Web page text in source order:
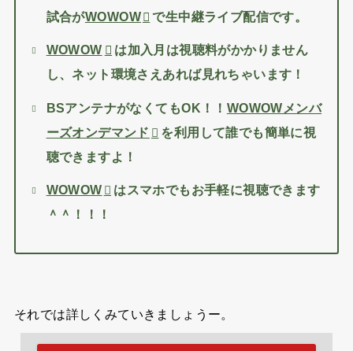
試合がWOWOW で生中継ライブ配信です。
WOWOW
は加入月は視聴料がかかりません
し、ネット環境さえあれば見れちゃいます！
BSアンテナがなくてもOK！！ WOWOWメンバ
ーズオンデマンド
を利用して誰でも簡単に視
聴できますよ！
WOWOW はスマホでもお手軽に視聴できます
＾＾！！！
それでは詳しくみていきましょうー。